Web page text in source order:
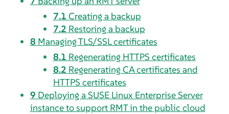
7.1 Creating a backup
7.2 Restoring a backup
8 Managing TLS/SSL certificates
8.1 Regenerating HTTPS certificates
8.2 Regenerating CA certificates and
HTTPS certificates
9 Deploying a SUSE Linux Enterprise Server
instance to support RMT in the public cloud